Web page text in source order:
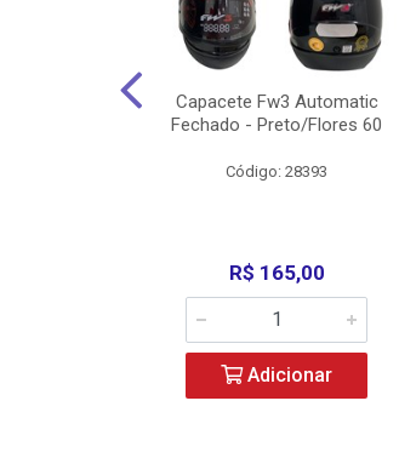
Capacete Fw3 Automatic
Fechado - Preto/Flores 60
Código: 28393
R$ 165,00
Adicionar